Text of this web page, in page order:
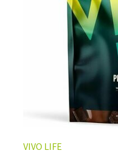
☕ LATTE MACCHIATO
VIVO LIFE